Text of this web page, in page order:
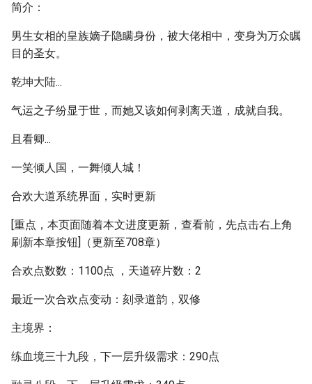
简介：
男生女相的皇族嫡子隐瞒身份，被大佬相中，变身为万众瞩
目的圣女。
乾坤大陆...
气运之子纷显于世，而她又该如何剥离天道，成就自我。
且看卿...
一笑倾人国，一舞倾人城！
合欢大道系统界面，实时更新
[重点，本页面随着本文进度更新，查看前，先点击右上角
刷新本章按钮]（更新至708章）
合欢点数数：1100点 ，天道碎片数：2
最近一次合欢点变动：刻录道韵，双修
主境界：
练血境三十九段，下一层升级需求：290点